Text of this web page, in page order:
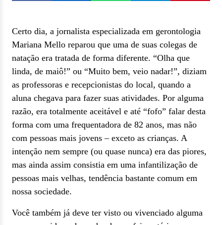
Certo dia, a jornalista especializada em gerontologia
Mariana Mello reparou que uma de suas colegas de
natação era tratada de forma diferente. “Olha que
linda, de maiô!” ou “Muito bem, veio nadar!”, diziam
as professoras e recepcionistas do local, quando a
aluna chegava para fazer suas atividades. Por alguma
razão, era totalmente aceitável e até “fofo” falar desta
forma com uma frequentadora de 82 anos, mas não
com pessoas mais jovens – exceto as crianças. A
intenção nem sempre (ou quase nunca) era das piores,
mas ainda assim consistia em uma infantilização de
pessoas mais velhas, tendência bastante comum em
nossa sociedade.
Você também já deve ter visto ou vivenciado alguma